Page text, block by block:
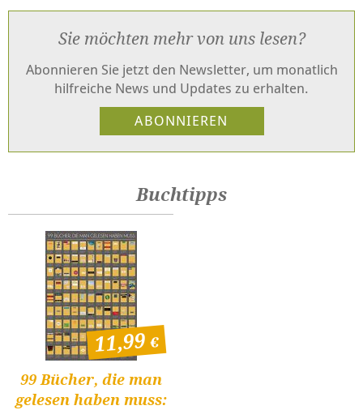
Sie möchten mehr von uns lesen?
Abonnieren Sie jetzt den Newsletter, um monatlich
hilfreiche News und Updates zu erhalten.
Buchtipps
99 Bücher, die man
gelesen haben muss:
11,99